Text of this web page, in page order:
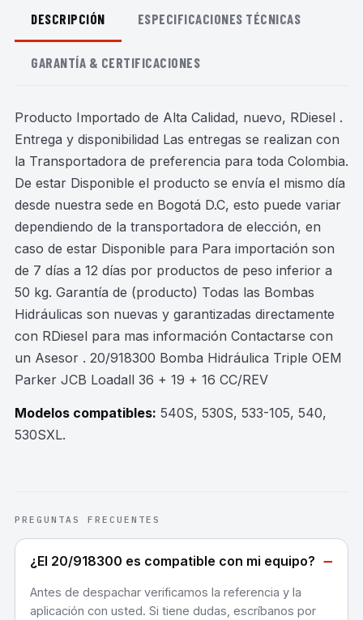
DESCRIPCIÓN ESPECIFICACIONES TÉCNICAS
GARANTÍA & CERTIFICACIONES
Producto Importado de Alta Calidad, nuevo, RDiesel .
Entrega y disponibilidad Las entregas se realizan con
la Transportadora de preferencia para toda Colombia.
De estar Disponible el producto se envía el mismo día
desde nuestra sede en Bogotá D.C, esto puede variar
dependiendo de la transportadora de elección, en
caso de estar Disponible para Para importación son
de 7 días a 12 días por productos de peso inferior a
50 kg. Garantía de (producto) Todas las Bombas
Hidráulicas son nuevas y garantizadas directamente
con RDiesel para mas información Contactarse con
un Asesor . 20/918300 Bomba Hidráulica Triple OEM
Parker JCB Loadall 36 + 19 + 16 CC/REV
Modelos compatibles: 540S, 530S, 533-105, 540,
530SXL.
PREGUNTAS FRECUENTES
¿El 20/918300 es compatible con mi equipo? −
Antes de despachar verificamos la referencia y la
aplicación con usted. Si tiene dudas, escríbanos por